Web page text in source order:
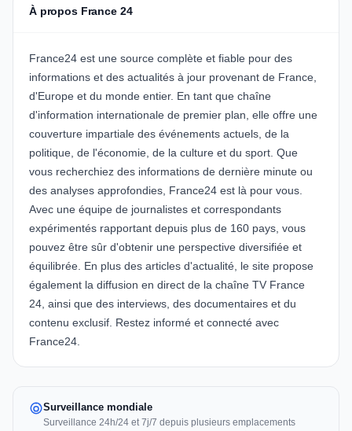
À propos France 24
France24 est une source complète et fiable pour des
informations et des actualités à jour provenant de France,
d'Europe et du monde entier. En tant que chaîne
d'information internationale de premier plan, elle offre une
couverture impartiale des événements actuels, de la
politique, de l'économie, de la culture et du sport. Que
vous recherchiez des informations de dernière minute ou
des analyses approfondies, France24 est là pour vous.
Avec une équipe de journalistes et correspondants
expérimentés rapportant depuis plus de 160 pays, vous
pouvez être sûr d'obtenir une perspective diversifiée et
équilibrée. En plus des articles d'actualité, le site propose
également la diffusion en direct de la chaîne TV France
24, ainsi que des interviews, des documentaires et du
contenu exclusif. Restez informé et connecté avec
France24.
Surveillance mondiale
Surveillance 24h/24 et 7j/7 depuis plusieurs emplacements